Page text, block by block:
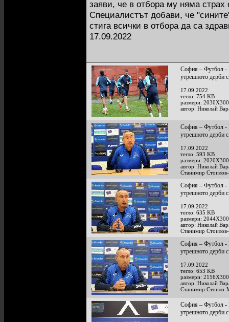
заяви, че в отбора му няма страх
Специалистът добави, че
стига всички в отбора да са
17.09.2022
София – Футбол -
утрешното
17.09.2022
тегло: 754 KB
размери:
автор: Николай
София – Футбол -
утрешното
17.09.2022
тегло: 593 KB
размери:
автор: Николай
Станимир
София – Футбол -
утрешното
17.09.2022
тегло: 635 KB
размери:
автор: Николай
Станимир
София – Футбол -
утрешното
17.09.2022
тегло: 653 KB
размери:
автор: Николай
Станимир
София – Футбол -
утрешното